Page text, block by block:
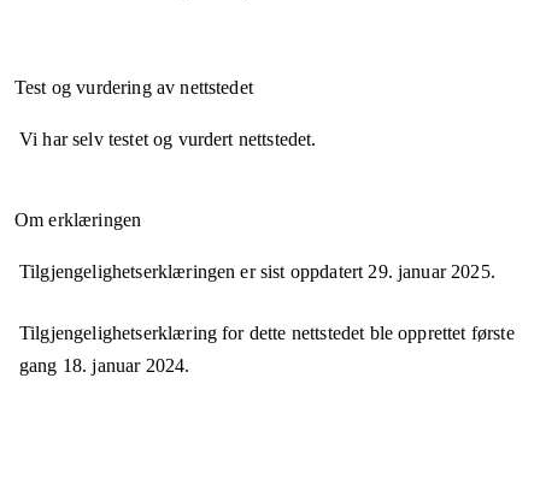
Test og vurdering av nettstedet
Vi har selv testet og vurdert nettstedet.
Om erklæringen
Tilgjengelighetserklæringen er sist oppdatert29. januar 2025.
Tilgjengelighetserklæring for dette nettstedet ble opprettet første
gang 18. januar 2024.